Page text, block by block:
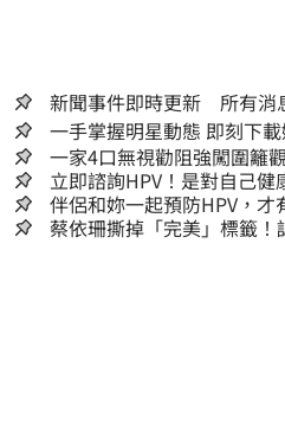
新聞事件即時更新 所有消
一手掌握明星動
一家4口無視勸阻強闖圍籬
遭捲入海」
立即諮詢HPV！是對自己
嫌晚！
伴侶和妳一起預防HPV，才
蔡依珊撕掉「完美」標籤